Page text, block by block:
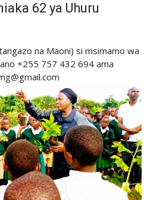
62 ya Uhuru
na Maoni) si msimamo wa
+255 757 432 694 ama